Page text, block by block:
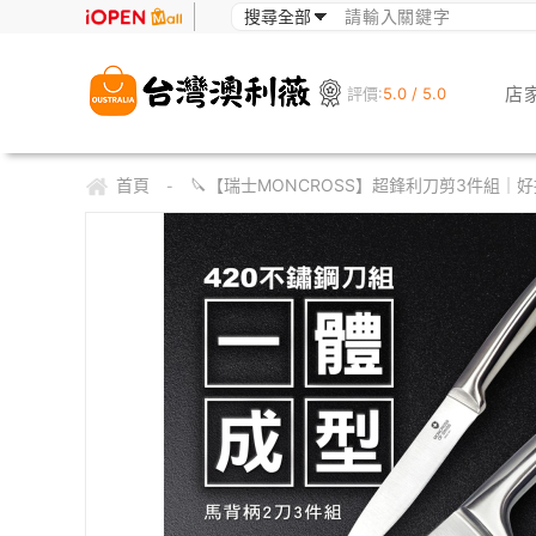
評價:5.0 / 5.0 店
首頁 - 🔪【瑞士MONCROSS】超鋒利刀剪3件組｜